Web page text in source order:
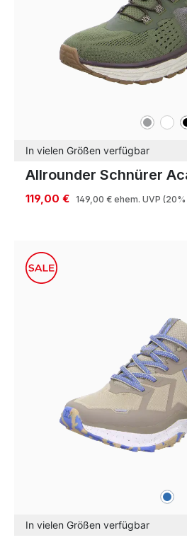
grauweiß
In vielen Größen verfügbar
Allrounder Schnürer
119,00 € 149,00 € ehem. UVP
blau
In vielen Größen verfügbar